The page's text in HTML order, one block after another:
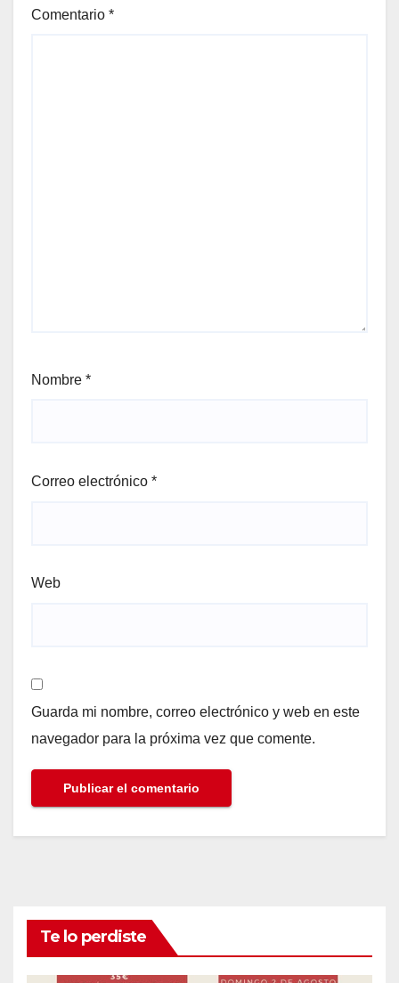
Comentario *
Nombre *
Correo electrónico *
Web
Guarda mi nombre, correo electrónico y web en este
navegador para la próxima vez que comente.
Te lo perdiste